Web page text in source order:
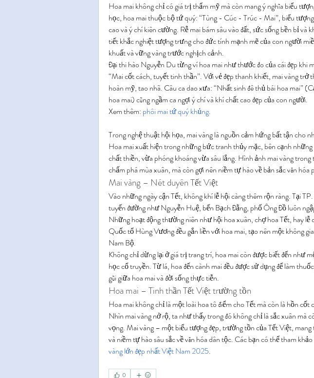
Hoa mai không chỉ có giá trị thẩm mỹ mà còn mang ý nghĩa biểu
học, hoa mai thuộc bộ tứ quý: “Tùng - Cúc - Trúc - Mai”, biểu
cao và ý chí kiên cường. Rễ mai bám sâu vào đất, sức sống bền bỉ và
tiết khắc nghiệt tượng trưng cho đức tính mạnh mẽ của con người
khuất và vững vàng trước nghịch cảnh.
Đại thi hào Nguyễn Du từng ví hoa mai như thước đo của cái đẹp khi
“Mai cốt cách, tuyết tinh thần”. Với vẻ đẹp thanh khiết, mai vàng trở
hoàn mỹ, tao nhã. Câu ca dao xưa: “Nhất sinh đê thủ bái hoa mai”
hoa mai) cũng ngầm ca ngợi ý chí và khí chất cao đẹp của con người.
Xem thêm: phôi mai tứ quý khủng.
Trong nghệ thuật hội họa, mai vàng là nguồn cảm hứng bất tận cho
Hoa mai xuất hiện trong những bức tranh thủy mặc, bên cạnh
chất thiền, vừa phóng khoáng vừa sâu lắng. Hình ảnh mai vàng
chấm phá mùa xuân, mà còn gợi nên niềm tự hào về bản sắc văn
Mai vàng – Nét duyên Tết Việt
Vào những ngày cận Tết, không khí lễ hội càng thêm rộn ràng. Tại
tuyến đường như Nguyễn Huệ, bến Bạch Đằng, phố Ông Đồ luôn
Những hoạt động thường niên như hội hoa xuân, chợ hoa Tết, hay lễ
Quốc tổ Hùng Vương đều gắn liền với hoa mai, tạo nên một không
Nam Bộ.
Không chỉ dừng lại ở giá trị trang trí, hoa mai còn được biết đến như
học cổ truyền. Từ lá, hoa đến cành mai đều được sử dụng để làm
gũi giữa hoa mai và đời sống thực tiễn.
Hoa mai – Tinh thần Tết Việt trường tồn
Hoa mai không chỉ là một loài hoa tô điểm cho Tết mà còn là hồn cốt
Nhìn mai vàng nở rộ, ta như thấy trong đó không chỉ là sắc xuân mà
vọng. Mai vàng – một biểu tượng đẹp, trường tồn của Tết Việt,
và niềm tự hào sâu sắc về văn hóa dân tộc. Các bạn có thể tham
vàng lớn đẹp nhất Việt Nam 2025.
0